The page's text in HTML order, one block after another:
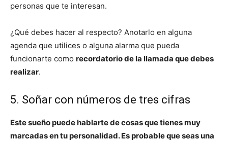
personas que te interesan.
¿Qué debes hacer al respecto? Anotarlo en alguna
agenda que utilices o alguna alarma que pueda
funcionarte como recordatorio de la llamada que debes
realizar.
5. Soñar con números de tres cifras
Este sueño puede hablarte de cosas que tienes muy
marcadas en tu personalidad. Es probable que seas una